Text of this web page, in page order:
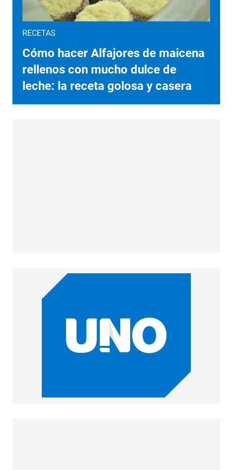
RECETAS
Cómo hacer Alfajores de maicena
rellenos con mucho dulce de
leche: la receta golosa y casera